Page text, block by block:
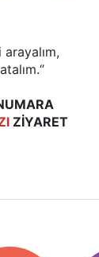
arayalım,
ZİYARET